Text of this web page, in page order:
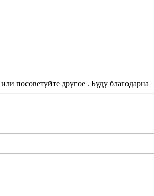
посоветуйте другое . Буду благодарна